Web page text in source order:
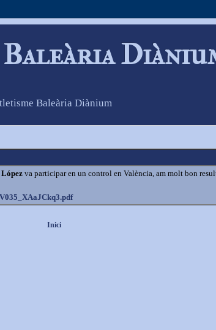
Baleària Diànium
va participar en un control en València, am molt bon
V035_XAaJCkq3.pdf
Inici